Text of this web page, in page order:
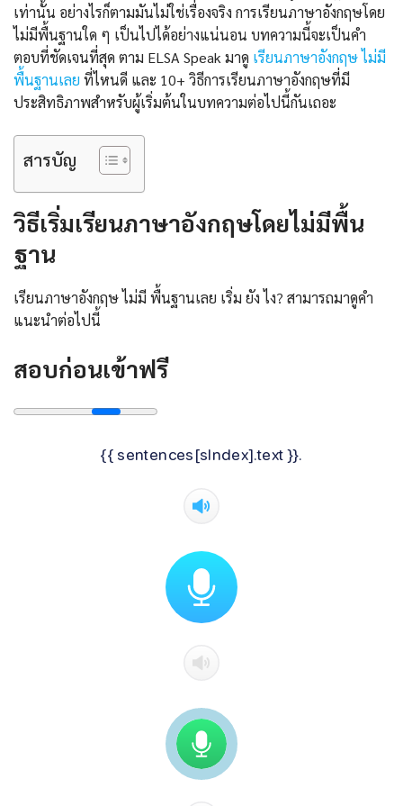
เท่านั้น อย่างไรก็ตามมันไม่ใช่เรื่องจริง การเรียนภาษาอังกฤษโดย
ไม่มีพื้นฐานใด ๆ เป็นไปได้อย่างแน่นอน บทความนี้จะเป็นคำ
ตอบที่ชัดเจนที่สุด ตาม ELSA Speak มาดู เรียนภาษาอังกฤษ ไม่มี
พื้นฐานเลย ที่ไหนดี และ 10+ วิธีการเรียนภาษาอังกฤษที่มี
ประสิทธิภาพสำหรับผู้เริ่มต้นในบทความต่อไปนี้กันเถอะ
สารบัญ
วิธีเริ่มเรียนภาษาอังกฤษโดยไม่มีพื้น
ฐาน
เรียนภาษาอังกฤษ ไม่มี พื้นฐานเลย เริ่ม ยัง ไง? สามารถมาดูคำ
แนะนำต่อไปนี้
สอบก่อนเข้าฟรี
{{ sentences[sIndex].text }}.